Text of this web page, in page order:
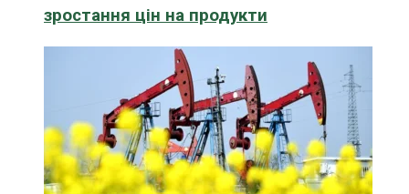
зростання цін на продукти